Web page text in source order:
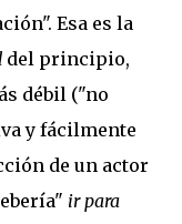
Esa es la
del principio,
débil ("no
y fácilmente
de un actor
ir para